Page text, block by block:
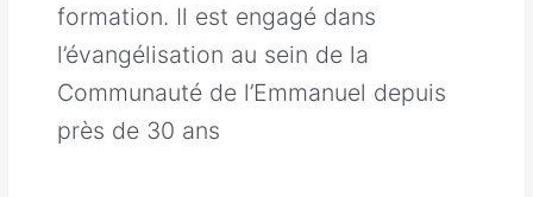
formation. Il est engagé dans
l’évangélisation au sein de la
Communauté de l’Emmanuel depuis
près de 30 ans